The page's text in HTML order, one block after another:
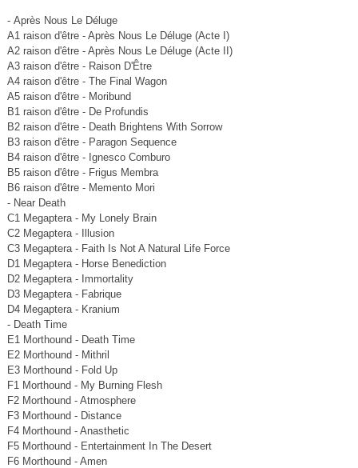
- Après Nous Le Déluge
A1 raison d'être - Après Nous Le Déluge (Acte I)
A2 raison d'être - Après Nous Le Déluge (Acte II)
A3 raison d'être - Raison D'Être
A4 raison d'être - The Final Wagon
A5 raison d'être - Moribund
B1 raison d'être - De Profundis
B2 raison d'être - Death Brightens With Sorrow
B3 raison d'être - Paragon Sequence
B4 raison d'être - Ignesco Comburo
B5 raison d'être - Frigus Membra
B6 raison d'être - Memento Mori
- Near Death
C1 Megaptera - My Lonely Brain
C2 Megaptera - Illusion
C3 Megaptera - Faith Is Not A Natural Life Force
D1 Megaptera - Horse Benediction
D2 Megaptera - Immortality
D3 Megaptera - Fabrique
D4 Megaptera - Kranium
- Death Time
E1 Morthound - Death Time
E2 Morthound - Mithril
E3 Morthound - Fold Up
F1 Morthound - My Burning Flesh
F2 Morthound - Atmosphere
F3 Morthound - Distance
F4 Morthound - Anasthetic
F5 Morthound - Entertainment In The Desert
F6 Morthound - Amen